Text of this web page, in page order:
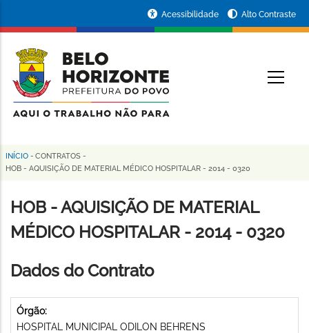
conteúdo
principal
da
Prefeitura
de
Horizonte
Acessibilidade Alto Contraste
Trilha
navegação
INÍCIO - CONTRATOS -
HOB - AQUISIÇÃO DE MATERIAL MÉDICO HOSPITALAR - 2014 - 0320
HOB - AQUISIÇÃO DE MATERIAL
MÉDICO HOSPITALAR - 2014 - 0320
Dados do Contrato
Órgão:
HOSPITAL MUNICIPAL ODILON BEHRENS